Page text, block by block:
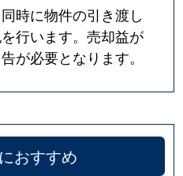
時に物件の引き渡し
行います。売却益が
が必要となります。
おすすめ